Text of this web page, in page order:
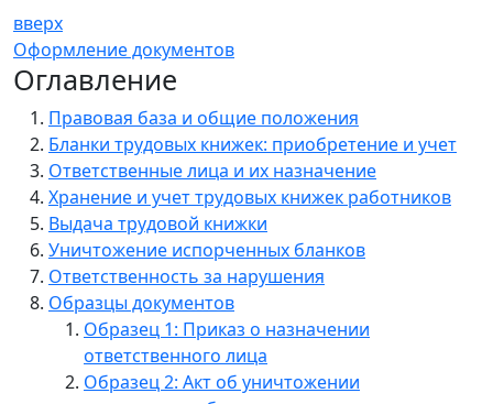
вверх
Оформление документов
Оглавление
Правовая база и общие положения
Бланки трудовых книжек: приобретение и учет
Ответственные лица и их назначение
Хранение и учет трудовых книжек работников
Выдача трудовой книжки
Уничтожение испорченных бланков
Ответственность за нарушения
Образцы документов
Образец 1: Приказ о назначении
ответственного лица
Образец 2: Акт об уничтожении